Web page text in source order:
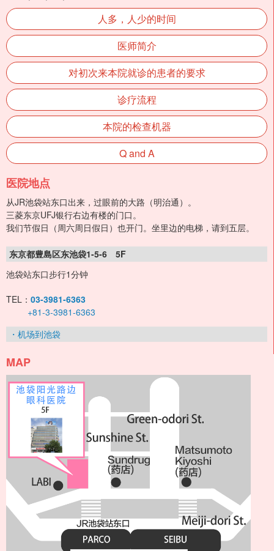
人多，人少的时间
医师简介
对初次来本院就诊的患者的要求
诊疗流程
本院的检查机器
Q and A
医院地点
从JR池袋站东口出来，过眼前的大路（明治通）。
三菱东京UFJ银行右边有楼的门口。
我们节假日（周六周日假日）也开门。坐里边的电梯，请到五层。
东京都豊島区东池袋1-5-6 5F
池袋站东口步行1分钟
TEL： 03-3981-6363
+81-3-3981-6363
・机场到池袋
MAP